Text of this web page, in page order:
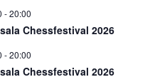
-20:00
Chessfestival 2026
-20:00
Chessfestival 2026